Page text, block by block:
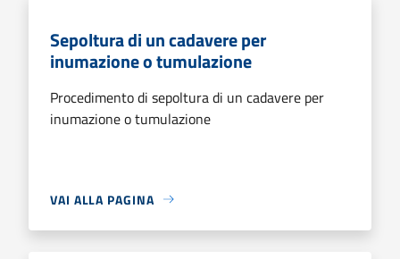
Sepoltura di un cadavere per
inumazione o tumulazione
Procedimento di sepoltura di un cadavere per
inumazione o tumulazione
VAI ALLA PAGINA